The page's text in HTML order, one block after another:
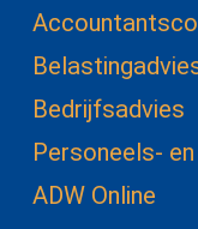
Bedrijfsadvies
Personeels-
ADW Online